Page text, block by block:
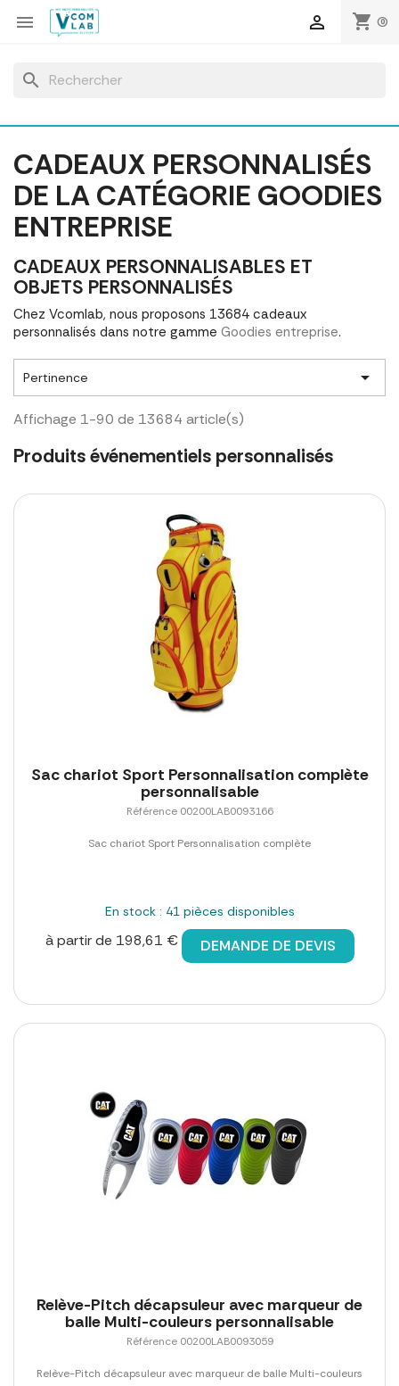
 shopping_cart (0)

search
CADEAUX PERSONNALISÉS
DE LA CATÉGORIE GOODIES
ENTREPRISE
CADEAUX PERSONNALISABLES ET
OBJETS PERSONNALISÉS
Chez Vcomlab, nous proposons 13684 cadeaux
personnalisés dans notre gamme Goodies entreprise.
Pertinence 
Affichage 1-90 de 13684 article(s)
Produits événementiels personnalisés
Sac chariot Sport Personnalisation complète
personnalisable
Référence 00200LAB0093166
Sac chariot Sport Personnalisation complète
En stock : 41 pièces disponibles
à partir de 198,61 € DEMANDE DE DEVIS
Relève-Pitch décapsuleur avec marqueur de
balle Multi-couleurs personnalisable
Référence 00200LAB0093059
Relève-Pitch décapsuleur avec marqueur de balle Multi-couleurs
Panneau de gestion des cookies